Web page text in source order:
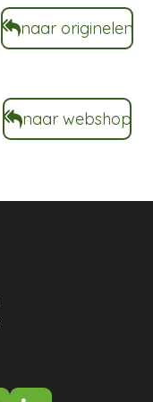
naar originelen
naar webshop